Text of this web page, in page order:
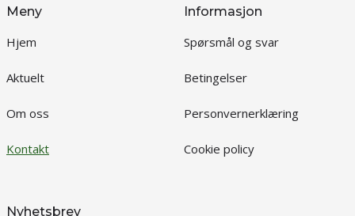
Meny
Hjem
Aktuelt
Om oss
Kontakt
Informasjon
Spørsmål og svar
Betingelser
Personvernerklæring
Cookie policy
Nyhetsbrev